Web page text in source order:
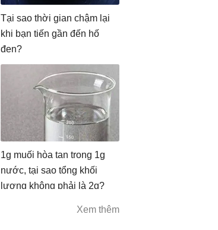
Tại sao thời gian chậm lại
khi bạn tiến gần đến hố
đen?
1g muối hòa tan trong 1g
nước, tại sao tổng khối
lượng không phải là 2g?
Xem thêm